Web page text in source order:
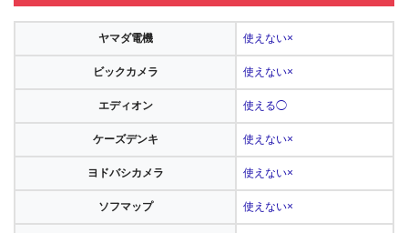
ヤマダ電機 使えない×
ビックカメラ 使えない×
エディオン 使える◯
ケーズデンキ 使えない×
ヨドバシカメラ 使えない×
ソフマップ 使えない×